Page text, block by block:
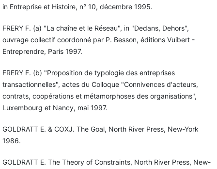
in Entreprise et Histoire, n° 10, décembre 1995.
FRERY F. (a) "La chaîne et le Réseau", in "Dedans, Dehors",
ouvrage collectif coordonné par P. Besson, éditions Vuibert -
Entreprendre, Paris 1997.
FRERY F. (b) "Proposition de typologie des entreprises
transactionnelles", actes du Colloque "Connivences d'acteurs,
contrats, coopérations et métamorphoses des organisations",
Luxembourg et Nancy, mai 1997.
GOLDRATT E. & COXJ. The Goal, North River Press, New-York
1986.
GOLDRATT E. The Theory of Constraints, North River Press, New-